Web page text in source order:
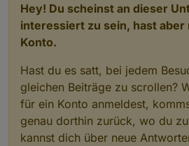
Hey! Du scheinst an dieser
interessiert zu sein, hast aber
Konto.
Hast du es satt, bei jedem
gleichen Beiträge zu scrollen?
für ein Konto anmeldest,
genau dorthin zurück, wo du
kannst dich über neue